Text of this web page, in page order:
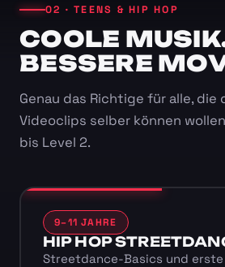
02 · TEENS & HIP HOP
COOLE
BESSERE
Genau das Richtige für alle, die
Videoclips selber können
bis Level 2.
9–11 JAHRE
HIP HOP
Streetdance-Basics und erste